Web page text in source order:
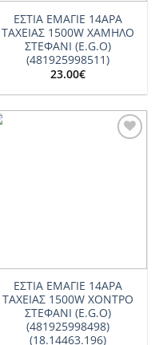
ΕΣΤΙΑ ΕΜΑΓΙΕ 14ΑΡΑ
ΤΑΧΕΙΑΣ 1500W ΧΑΜΗΛΟ
ΣΤΕΦΑΝΙ (E.G.O)
(481925998511)
23.00€
ΕΣΤΙΑ ΕΜΑΓΙΕ 14ΑΡΑ
ΤΑΧΕΙΑΣ 1500W ΧΟΝΤΡΟ
ΣΤΕΦΑΝΙ (E.G.O)
(481925998498)
(18.14463.196)